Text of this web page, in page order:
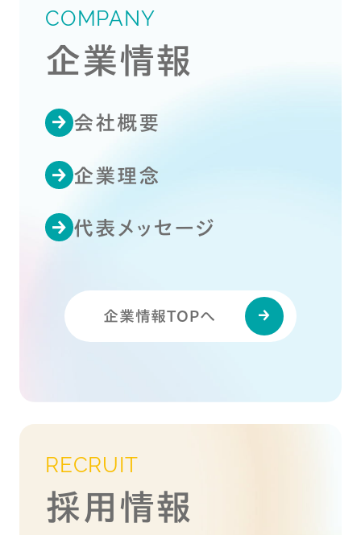
COMPANY
企業情報
会社概要
企業理念
代表メッセージ
企業情報TOPへ
RECRUIT
採用情報